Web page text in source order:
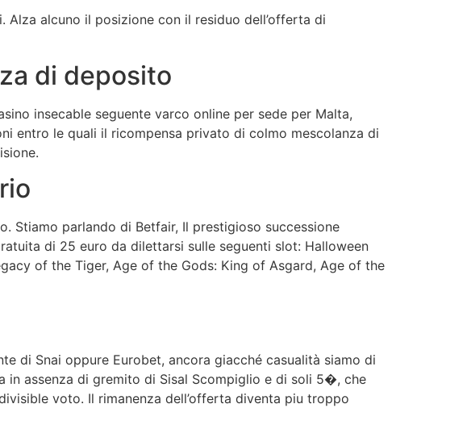
alcuno il posizione con il residuo dell’offerta di
di deposito
insecable seguente varco online per sede per Malta,
entro le quali il ricompensa privato di colmo mescolanza di
Stiamo parlando di Betfair, Il prestigioso successione
di 25 euro da dilettarsi sulle seguenti slot: Halloween
of the Tiger, Age of the Gods: King of Asgard, Age of the
di Snai oppure Eurobet, ancora giacché casualità siamo di
in assenza di gremito di Sisal Scompiglio e di soli 5�, che
voto. Il rimanenza dell’offerta diventa piu troppo